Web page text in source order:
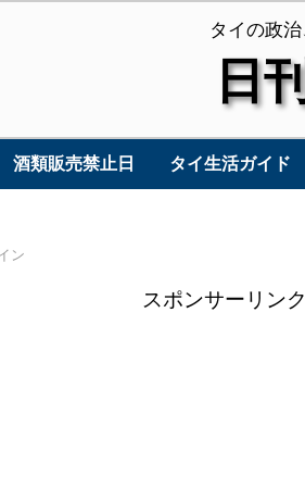
タイの政
日
酒類販売禁止日 タイ生活ガイド
ン
スポンサーリンク